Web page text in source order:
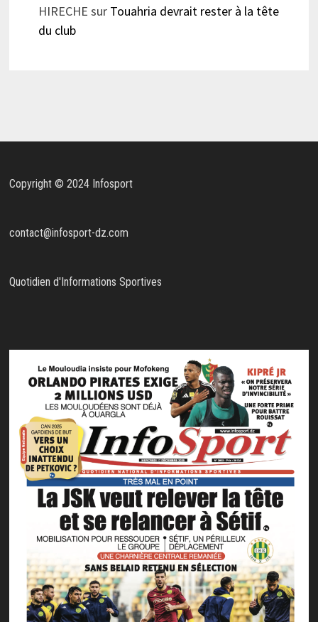
HIRECHE sur Touahria devrait rester à la tête
du club
Copyright © 2024 Infosport
contact@infosport-dz.com
Quotidien d'Informations Sportives